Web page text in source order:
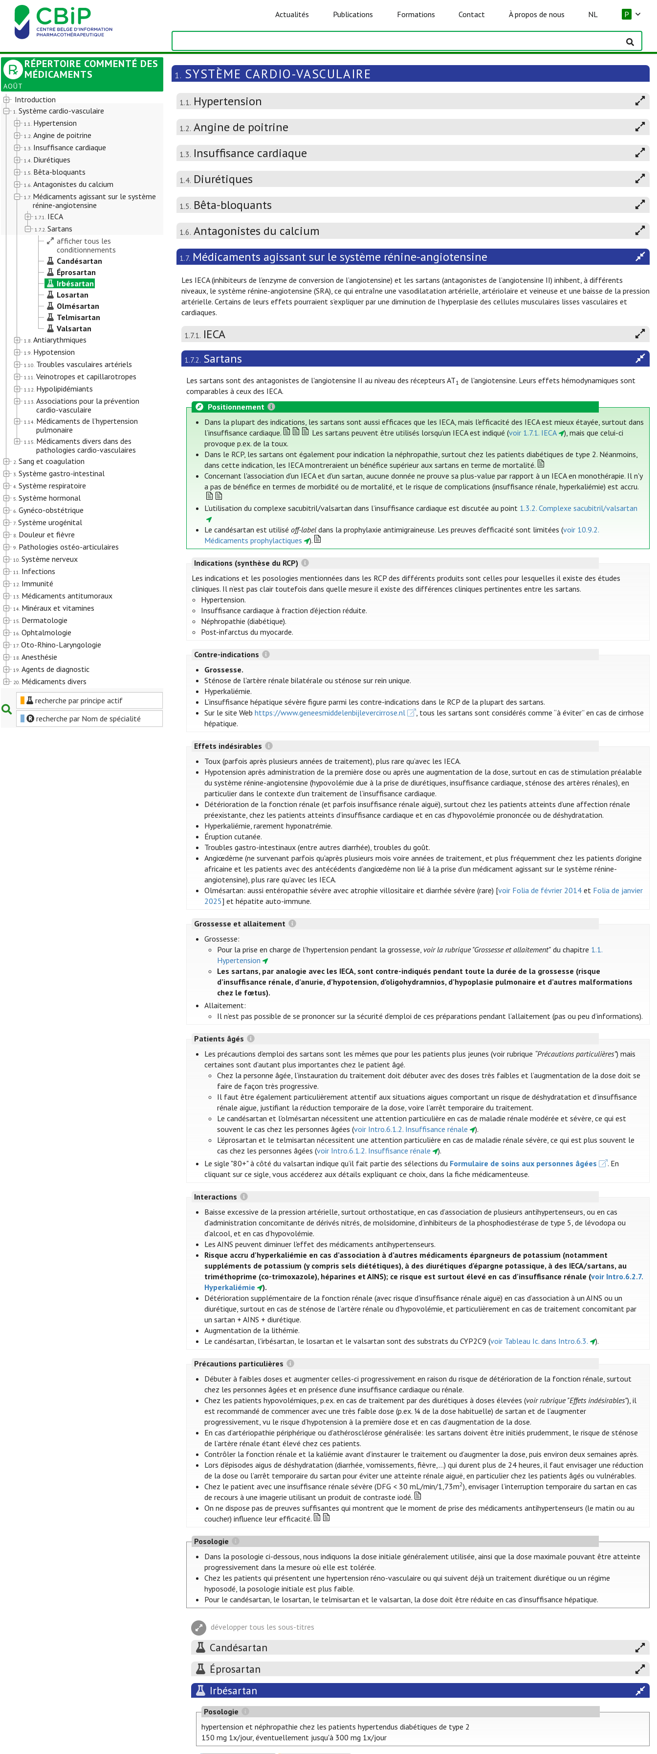
Actualités Publications Formations Contact À propos de nous NL P
RÉPERTOIRE COMMENTÉ DES
MÉDICAMENTS
AOÛT
Introduction
1. Système cardio-vasculaire
1.1. Hypertension
1.2. Angine de poitrine
1.3. Insuffisance cardiaque
1.4. Diurétiques
1.5. Bêta-bloquants
1.6. Antagonistes du calcium
1.7. Médicaments agissant sur le système
rénine-angiotensine
1.7.1. IECA
1.7.2. Sartans
afficher tous les
conditionnements
Candésartan
Éprosartan
Irbésartan
Losartan
Olmésartan
Telmisartan
Valsartan
1.8. Antiarythmiques
1.9. Hypotension
1.10. Troubles vasculaires artériels
1.11. Veinotropes et capillarotropes
1.12. Hypolipidémiants
1.13. Associations pour la prévention
cardio-vasculaire
1.14. Médicaments de l’hypertension
pulmonaire
1.15. Médicaments divers dans des
pathologies cardio-vasculaires
2. Sang et coagulation
3. Système gastro-intestinal
4. Système respiratoire
5. Système hormonal
6. Gynéco-obstétrique
7. Système urogénital
8. Douleur et fièvre
9. Pathologies ostéo-articulaires
10. Système nerveux
11. Infections
12. Immunité
13. Médicaments antitumoraux
14. Minéraux et vitamines
15. Dermatologie
16. Ophtalmologie
17. Oto-Rhino-Laryngologie
18. Anesthésie
19. Agents de diagnostic
20. Médicaments divers
recherche par principe actif
recherche par Nom de spécialité
1. SYSTÈME CARDIO-VASCULAIRE
1.1. Hypertension
1.2. Angine de poitrine
1.3. Insuffisance cardiaque
1.4. Diurétiques
1.5. Bêta-bloquants
1.6. Antagonistes du calcium
1.7. Médicaments agissant sur le système rénine-angiotensine
Les IECA (inhibiteurs de l’enzyme de conversion de l’angiotensine) et les sartans (antagonistes de l’angiotensine II) inhibent, à différents
niveaux, le système rénine-angiotensine (SRA), ce qui entraîne une vasodilatation artérielle, artériolaire et veineuse et une baisse de la pression
artérielle. Certains de leurs effets pourraient s’expliquer par une diminution de l’hyperplasie des cellules musculaires lisses vasculaires et
cardiaques.
1.7.1. IECA
1.7.2. Sartans
Les sartans sont des antagonistes de l'angiotensine II au niveau des récepteurs AT1 de l'angiotensine. Leurs effets hémodynamiques sont
comparables à ceux des IECA.
Positionnement
Dans la plupart des indications, les sartans sont aussi efficaces que les IECA, mais l'efficacité des IECA est mieux étayée, surtout dans
l’insuffisance cardiaque.
Les sartans peuvent être utilisés lorsqu’un IECA est indiqué (voir 1.7.1. IECA
), mais que celui-ci
provoque p.ex. de la toux.
Dans le RCP, les sartans ont également pour indication la néphropathie, surtout chez les patients diabétiques de type 2. Néanmoins,
dans cette indication, les IECA montreraient un bénéfice supérieur aux sartans en terme de mortalité.
Concernant l'association d'un IECA et d'un sartan, aucune donnée ne prouve sa plus-value par rapport à un IECA en monothérapie. Il n'y
a pas de bénéfice en termes de morbidité ou de mortalité, et le risque de complications (insuffisance rénale, hyperkaliémie) est accru.
L’utilisation du complexe sacubitril/valsartan dans l’insuffisance cardiaque est discutée au point 1.3.2. Complexe sacubitril/valsartan
Le candésartan est utiliséoff-label dans la prophylaxie antimigraineuse. Les preuves d’efficacité sont limitées (voir 10.9.2.
Médicaments prophylactiques
).
Indications (synthèse du RCP)
Les indications et les posologies mentionnées dans les RCP des différents produits sont celles pour lesquelles il existe des études
cliniques. Il n’est pas clair toutefois dans quelle mesure il existe des différences cliniques pertinentes entre les sartans.
Hypertension.
Insuffisance cardiaque à fraction d’éjection réduite.
Néphropathie (diabétique).
Post-infarctus du myocarde.
Contre-indications
Grossesse.
Sténose de l'artère rénale bilatérale ou sténose sur rein unique.
Hyperkaliémie.
L’insuffisance hépatique sévère figure parmi les contre-indications dans le RCP de la plupart des sartans.
Sur le site Webhttps://www.geneesmiddelenbijlevercirrose.nl
, tous les sartans sont considérés comme “à éviter” en cas de cirrhose
hépatique.
Effets indésirables
Toux (parfois après plusieurs années de traitement), plus rare qu’avec les IECA.
Hypotension après administration de la première dose ou après une augmentation de la dose, surtout en cas de stimulation préalable
du système rénine-angiotensine (hypovolémie due à la prise de diurétiques, insuffisance cardiaque, sténose des artères rénales), en
particulier dans le contexte d’un traitement de l’insuffisance cardiaque.
Détérioration de la fonction rénale (et parfois insuffisance rénale aiguë), surtout chez les patients atteints d’une affection rénale
préexistante, chez les patients atteints d’insuffisance cardiaque et en cas d’hypovolémie prononcée ou de déshydratation.
Hyperkaliémie, rarement hyponatrémie.
Éruption cutanée.
Troubles gastro-intestinaux (entre autres diarrhée), troubles du goût.
Angiœdème (ne survenant parfois qu'après plusieurs mois voire années de traitement, et plus fréquemment chez les patients d’origine
africaine et les patients avec des antécédents d’angiœdème non lié à la prise d’un médicament agissant sur le système rénine-
angiotensine), plus rare qu’avec les IECA.
Olmésartan: aussi entéropathie sévère avec atrophie villositaire et diarrhée sévère (rare) [voir Folia de février 2014 et Folia de janvier
2025] et hépatite auto-immune.
Grossesse et allaitement
Grossesse:
Pour la prise en charge de l'hypertension pendant la grossesse, voir la rubrique "Grossesse et allaitement" du chapitre 1.1.
Hypertension
Les sartans, par analogie avec les IECA, sont contre-indiqués pendant toute la durée de la grossesse (risque
d’insuffisance rénale, d’anurie, d’hypotension, d’oligohydramnios, d’hypoplasie pulmonaire et d’autres malformations
chez le fœtus).
Allaitement:
Il n’est pas possible de se prononcer sur la sécurité d’emploi de ces préparations pendant l’allaitement (pas ou peu d’informations).
Patients âgés
Les précautions d’emploi des sartans sont les mêmes que pour les patients plus jeunes (voir rubrique “Précautions particulières”) mais
certaines sont d’autant plus importantes chez le patient âgé.
Chez la personne âgée, l’instauration du traitement doit débuter avec des doses très faibles et l’augmentation de la dose doit se
faire de façon très progressive.
Il faut être également particulièrement attentif aux situations aigues comportant un risque de déshydratation et d’insuffisance
rénale aigue, justifiant la réduction temporaire de la dose, voire l’arrêt temporaire du traitement.
Le candésartan et l’olmésartan nécessitent une attention particulière en cas de maladie rénale modérée et sévère, ce qui est
souvent le cas chez les personnes âgées (voir Intro.6.1.2. Insuffisance rénale
).
L’éprosartan et le telmisartan nécessitent une attention particulière en cas de maladie rénale sévère, ce qui est plus souvent le
cas chez les personnes âgées (voir Intro.6.1.2. Insuffisance rénale
).
Le sigle "80+" à côté du valsartan indique qu’il fait partie des sélections du Formulaire de soins aux personnes âgées
. En
cliquant sur ce sigle, vous accéderez aux détails expliquant ce choix, dans la fiche médicamenteuse.
Interactions
Baisse excessive de la pression artérielle, surtout orthostatique, en cas d’association de plusieurs antihypertenseurs, ou en cas
d’administration concomitante de dérivés nitrés, de molsidomine, d’inhibiteurs de la phosphodiestérase de type 5, de lévodopa ou
d’alcool, et en cas d’hypovolémie.
Les AINS peuvent diminuer l'effet des médicaments antihypertenseurs.
Risque accru d’hyperkaliémie en cas d’association à d’autres médicaments épargneurs de potassium (notamment
suppléments de potassium (y compris sels diététiques), à des diurétiques d'épargne potassique, à des IECA/sartans, au
triméthoprime (co-trimoxazole), héparines et AINS); ce risque est surtout élevé en cas d’insuffisance rénale (voir Intro.6.2.7.
Hyperkaliémie
).
Détérioration supplémentaire de la fonction rénale (avec risque d'insuffisance rénale aiguë) en cas d’association à un AINS ou un
diurétique, surtout en cas de sténose de l’artère rénale ou d'hypovolémie, et particulièrement en cas de traitement concomitant par
un sartan + AINS + diurétique.
Augmentation de la lithémie.
Le candésartan, l'irbésartan, le losartan et le valsartan sont des substrats du CYP2C9 (voir Tableau Ic. dans Intro.6.3. ).
Précautions particulières
Débuter à faibles doses et augmenter celles-ci progressivement en raison du risque de détérioration de la fonction rénale, surtout
chez les personnes âgées et en présence d’une insuffisance cardiaque ou rénale.
Chez les patients hypovolémiques, p.ex. en cas de traitement par des diurétiques à doses élevées (voir rubrique "Effets indésirables"), il
est recommandé de commencer avec une très faible dose (p.ex. ¼ de la dose habituelle) de sartan et de l’augmenter
progressivement, vu le risque d’hypotension à la première dose et en cas d’augmentation de la dose.
En cas d’artériopathie périphérique ou d’athérosclérose généralisée: les sartans doivent être initiés prudemment, le risque de sténose
de l’artère rénale étant élevé chez ces patients.
Contrôler la fonction rénale et la kaliémie avant d’instaurer le traitement ou d’augmenter la dose, puis environ deux semaines après.
Lors d'épisodes aigus de déshydratation (diarrhée, vomissements, fièvre,...) qui durent plus de 24 heures, il faut envisager une réduction
de la dose ou l’arrêt temporaire du sartan pour éviter une atteinte rénale aiguë, en particulier chez les patients âgés ou vulnérables.
Chez le patient avec une insuffisance rénale sévère (DFG < 30 mL/min/1,73m2), envisager l’interruption temporaire du sartan en cas
de recours à une imagerie utilisant un produit de contraste iodé.
On ne dispose pas de preuves suffisantes qui montrent que le moment de prise des médicaments antihypertenseurs (le matin ou au
coucher) influence leur efficacité.
Posologie
Dans la posologie ci-dessous, nous indiquons la dose initiale généralement utilisée, ainsi que la dose maximale pouvant être atteinte
progressivement dans la mesure où elle est tolérée.
Chez les patients qui présentent une hypertension réno-vasculaire ou qui suivent déjà un traitement diurétique ou un régime
hyposodé, la posologie initiale est plus faible.
Pour le candésartan, le losartan, le telmisartan et le valsartan, la dose doit être réduite en cas d’insuffisance hépatique.
développer tous les sous-titres
Candésartan
Éprosartan
Irbésartan
Posologie
hypertension et néphropathie chez les patients hypertendus diabétiques de type 2
150 mg 1x/jour, éventuellement jusqu'à 300 mg 1x/jour